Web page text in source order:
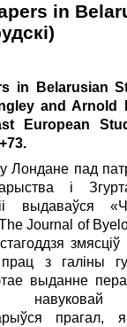
in
in Belarusian
and Arnold
European
Лондане пад
i
выдаваўся
Journal of
змясцiў
з галiны
выданне
навуковай
прагал,